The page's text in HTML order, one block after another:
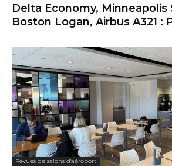
Delta Economy, Minneapolis
Boston Logan, Airbus A321 :
Revues de salons d'aéroport